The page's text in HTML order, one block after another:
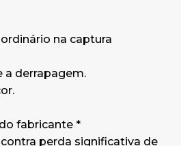
na captura
a derrapagem.
fabricante *
contra perda significativa de